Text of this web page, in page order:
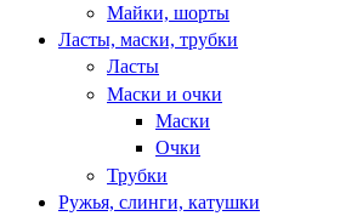
Майки, шорты
Ласты, маски, трубки
Ласты
Маски и очки
Маски
Очки
Трубки
Ружья, слинги, катушки